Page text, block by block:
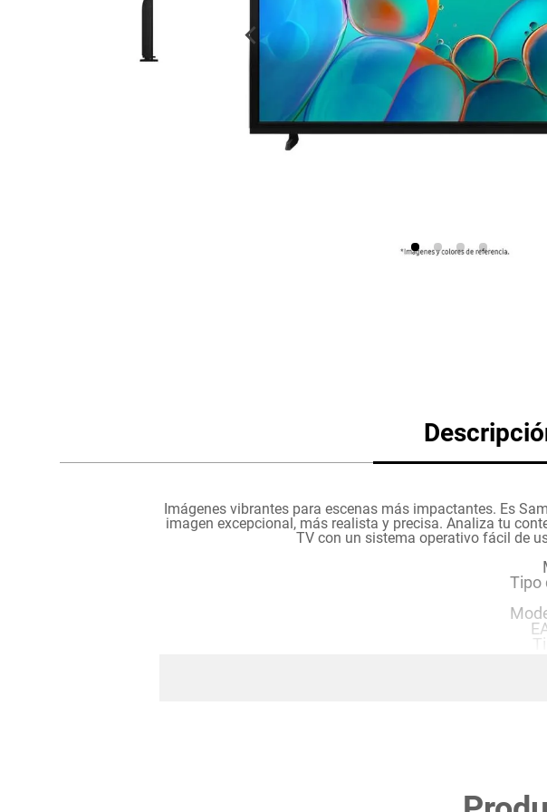
lácteos y refrigerados
Imágenes vibrantes para escenas más impactantes. Es
imagen excepcional, más realista y precisa. Analiza tu
TV con un sistema operativo fácil de
Tipo
Mantequilla